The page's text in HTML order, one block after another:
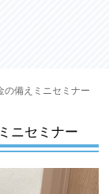
の備えミニセミナー
ニセミナー